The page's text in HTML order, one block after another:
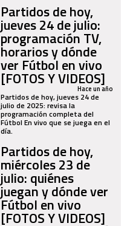
Partidos de hoy,
jueves 24 de julio:
programación TV,
horarios y dónde
ver Fútbol en vivo
[FOTOS Y VIDEOS]
Hace un año
Partidos de hoy, jueves 24 de
julio de 2025: revisa la
programación completa del
Fútbol En vivo que se juega en el
día.
Partidos de hoy,
miércoles 23 de
julio: quiénes
juegan y dónde ver
Fútbol en vivo
[FOTOS Y VIDEOS]